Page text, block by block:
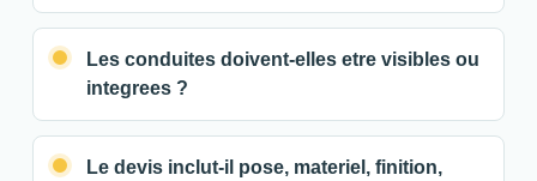
Les conduites doivent-elles etre visibles ou
integrees ?
Le devis inclut-il pose, materiel, finition,